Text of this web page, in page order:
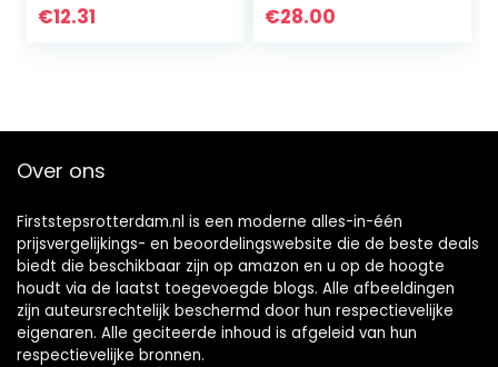
g
€12.31
g
€28.00
Over ons
Firststepsrotterdam.nl is een moderne alles-in-één
prijsvergelijkings- en beoordelingswebsite die de beste deals
biedt die beschikbaar zijn op amazon en u op de hoogte
houdt via de laatst toegevoegde blogs. Alle afbeeldingen
zijn auteursrechtelijk beschermd door hun respectievelijke
eigenaren. Alle geciteerde inhoud is afgeleid van hun
respectievelijke bronnen.